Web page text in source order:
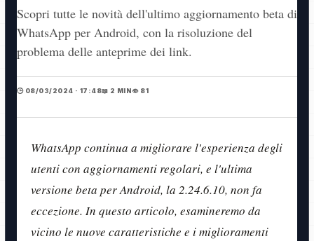
Scopri tutte le novità dell'ultimo aggiornamento beta di
WhatsApp per Android, con la risoluzione del
problema delle anteprime dei link.
🕒 08/03/2024 · 17:48📖 2 MIN👁️ 81
WhatsApp continua a migliorare l'esperienza degli
utenti con aggiornamenti regolari, e l'ultima
versione beta per Android, la 2.24.6.10, non fa
eccezione. In questo articolo, esamineremo da
vicino le nuove caratteristiche e i miglioramenti